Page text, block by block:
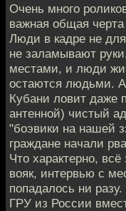
Очень много
важная общая
Люди в кадре не
не заламывают
местами, и люди
остаются людьми. А
Кубани ловит даже
антенной) чистый
"боэвики на нашей
граждане начали
Что характерно,
вояк, интервью с
попадалось ни
ГРУ из России